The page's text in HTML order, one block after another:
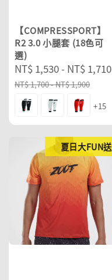
【COMPRESSPORT】
R2 3.0 小腿套 (18色可
選)
Sale
price
NT$ 1,530- NT$ 1,710
NT$ 1,700-NT$ 1,900
+15
夏日大FUN送